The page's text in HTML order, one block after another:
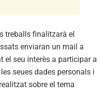
treballs finalitzarà el
enviaran un mail a
el seu interès a participar a
seues dades personals i
sobre el tema